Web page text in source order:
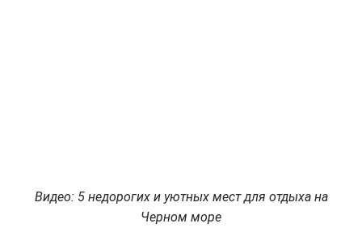
Видео: 5 недорогих и уютных мест для отдыха на
Черном море